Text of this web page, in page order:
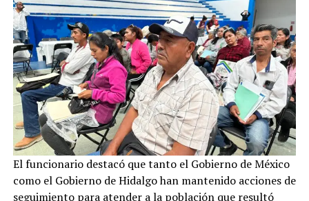
El funcionario destacó que tanto el Gobierno de México
como el Gobierno de Hidalgo han mantenido acciones de
seguimiento para atender a la población que resultó